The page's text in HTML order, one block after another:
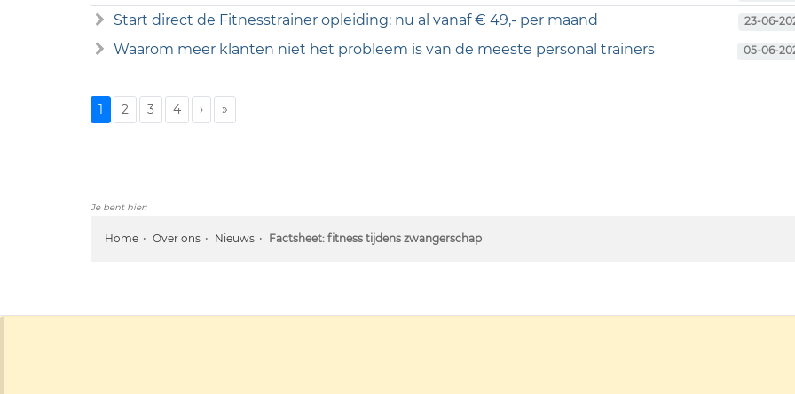
Start direct de Fitnesstrainer opleiding: nu al vanaf € 49,- per maand 23-06-
Waarom meer klanten niet het probleem is van de meeste personal trainers 05-06-
1 2 3 4 › »
Je bent hier:
Home Over ons Nieuws Factsheet: fitness tijdens zwangerschap